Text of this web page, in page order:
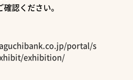
認ください。
portal/s
exhibition/